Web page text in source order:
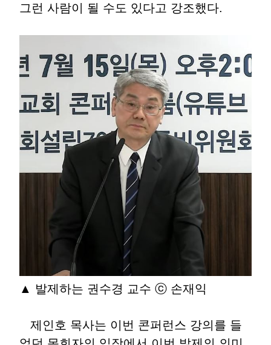
그런 사람이 될 수도 있다고 강조했다.
▲ 발제하는 권수경 교수 ⓒ 손재익
제인호 목사는 이번 콘퍼런스 강의를 들